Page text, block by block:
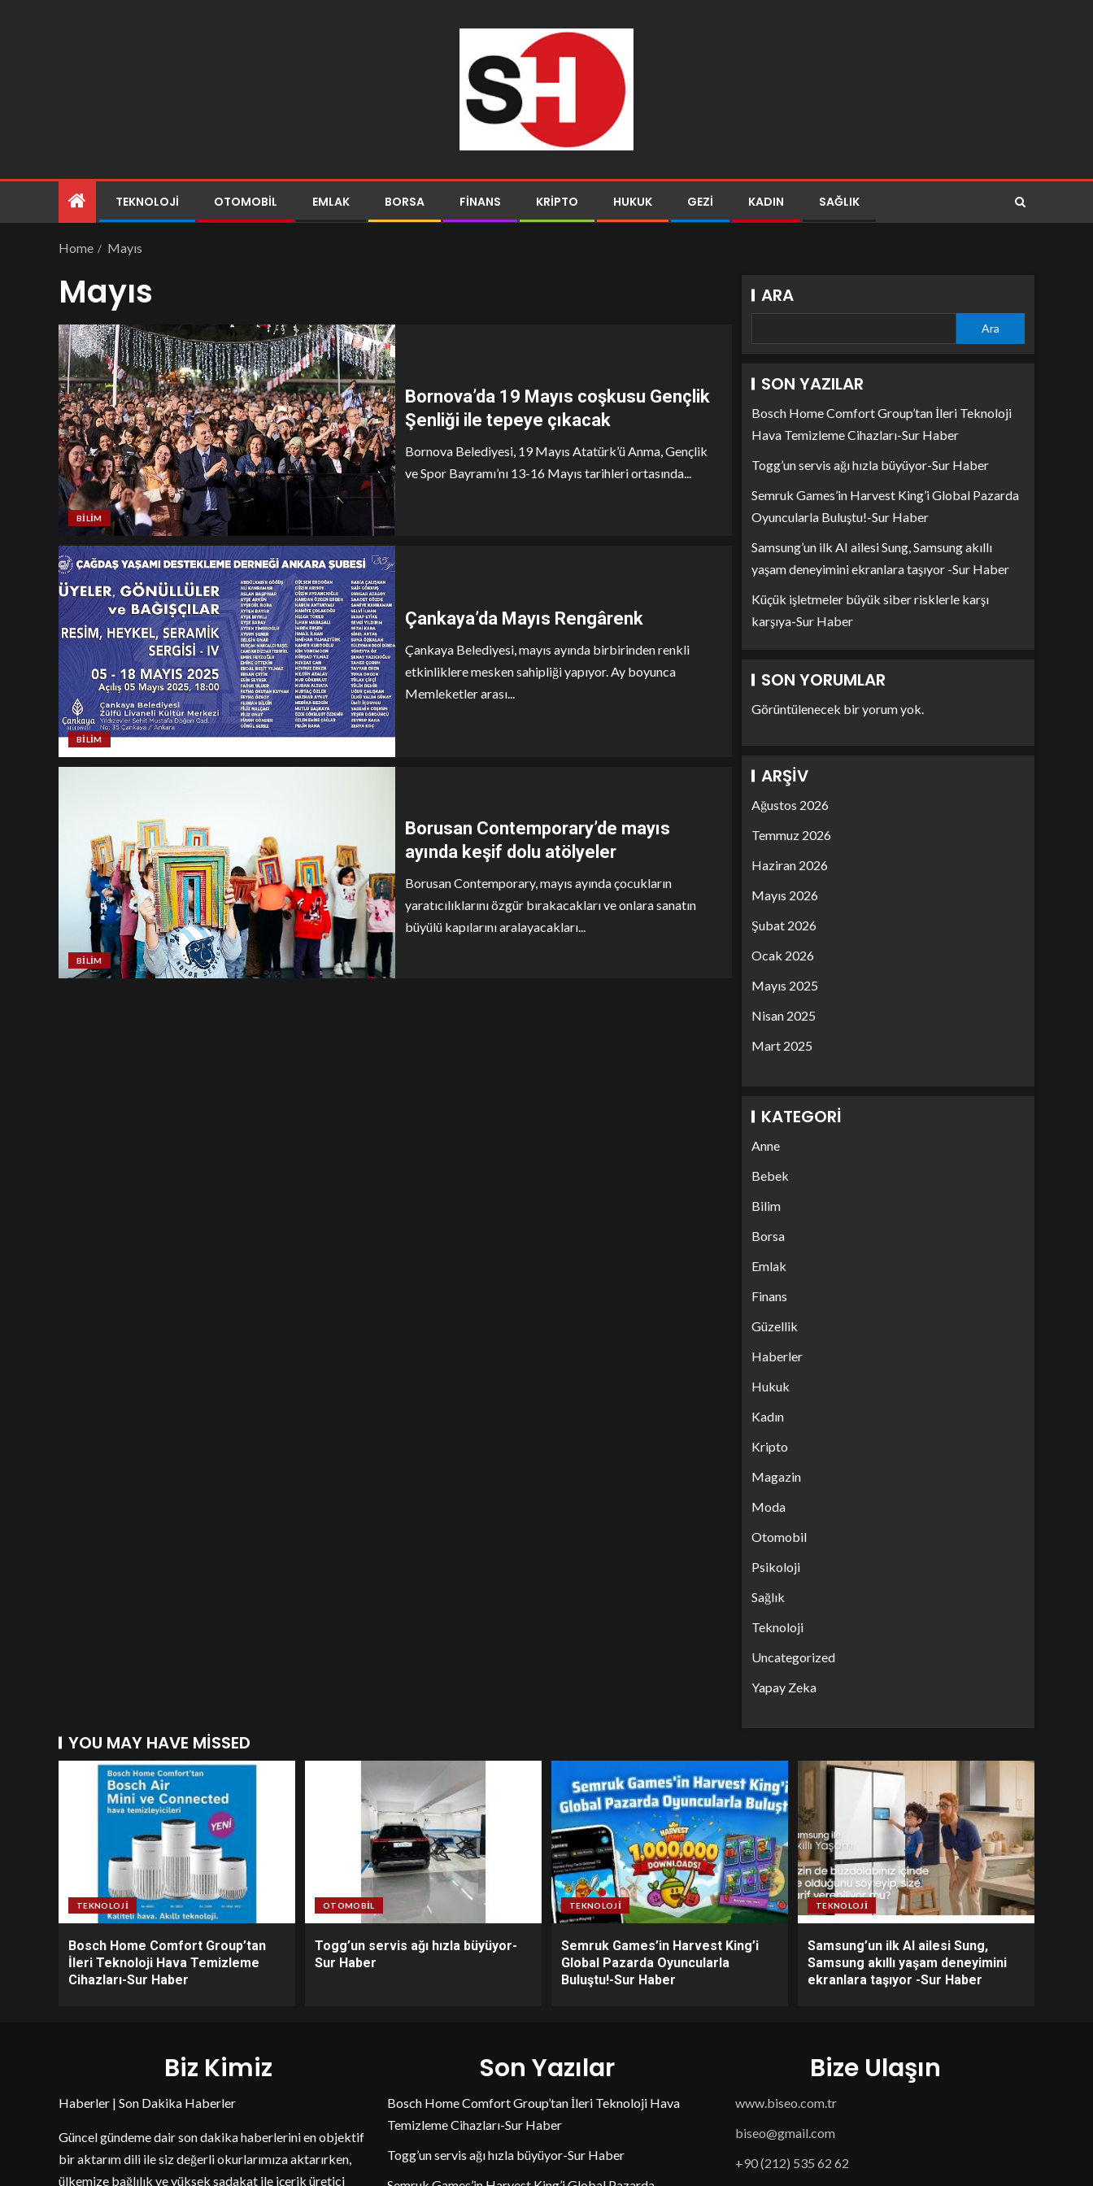
TEKNOLOJI OTOMOBIL EMLAK BORSA FINANS KRIPTO HUKUK GEZI KADIN SAĞLIK
Home Mayıs
Mayıs
BILIM
Bornova’da 19 Mayıs coşkusu Gençlik
Şenliği ile tepeye çıkacak
Bornova Belediyesi, 19 Mayıs Atatürk’ü Anma, Gençlik
ve Spor Bayramı’nı 13-16 Mayıs tarihleri ortasında...
BILIM
Çankaya’da Mayıs Rengârenk
Çankaya Belediyesi, mayıs ayında birbirinden renkli
etkinliklere mesken sahipliği yapıyor. Ay boyunca
Memleketler arası...
BILIM
Borusan Contemporary’de mayıs
ayında keşif dolu atölyeler
Borusan Contemporary, mayıs ayında çocukların
yaratıcılıklarını özgür bırakacakları ve onlara sanatın
büyülü kapılarını aralayacakları...
ARA
Ara
SON YAZILAR
Bosch Home Comfort Group’tan İleri Teknoloji
Hava Temizleme Cihazları-Sur Haber
Togg’un servis ağı hızla büyüyor-Sur Haber
Semruk Games’in Harvest King’i Global Pazarda
Oyuncularla Buluştu!-Sur Haber
Samsung’un ilk AI ailesi Sung, Samsung akıllı
yaşam deneyimini ekranlara taşıyor -Sur Haber
Küçük işletmeler büyük siber risklerle karşı
karşıya-Sur Haber
SON YORUMLAR
Görüntülenecek bir yorum yok.
ARŞIV
Ağustos 2026
Temmuz 2026
Haziran 2026
Mayıs 2026
Şubat 2026
Ocak 2026
Mayıs 2025
Nisan 2025
Mart 2025
KATEGORI
Anne
Bebek
Bilim
Borsa
Emlak
Finans
Güzellik
Haberler
Hukuk
Kadın
Kripto
Magazin
Moda
Otomobil
Psikoloji
Sağlık
Teknoloji
Uncategorized
Yapay Zeka
YOU MAY HAVE MISSED
TEKNOLOJI
Bosch Home Comfort Group’tan
İleri Teknoloji Hava Temizleme
Cihazları-Sur Haber
OTOMOBIL
Togg’un servis ağı hızla büyüyor-
Sur Haber
TEKNOLOJI
Semruk Games’in Harvest King’i
Global Pazarda Oyuncularla
Buluştu!-Sur Haber
TEKNOLOJI
Samsung’un ilk AI ailesi Sung,
Samsung akıllı yaşam deneyimini
ekranlara taşıyor -Sur Haber
Biz Kimiz
Haberler | Son Dakika Haberler
Güncel gündeme dair son dakika haberlerini en objektif
bir aktarım dili ile siz değerli okurlarımıza aktarırken,
ülkemize bağlılık ve yüksek sadakat ile içerik üretici
Son Yazılar
Bosch Home Comfort Group’tan İleri Teknoloji Hava
Temizleme Cihazları-Sur Haber
Togg’un servis ağı hızla büyüyor-Sur Haber
Bize Ulaşın
www.biseo.com.tr
biseo@gmail.com
+90 (212) 535 62 62